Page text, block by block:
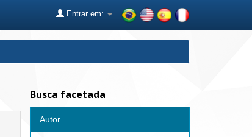
Entrar em:
Busca facetada
Autor